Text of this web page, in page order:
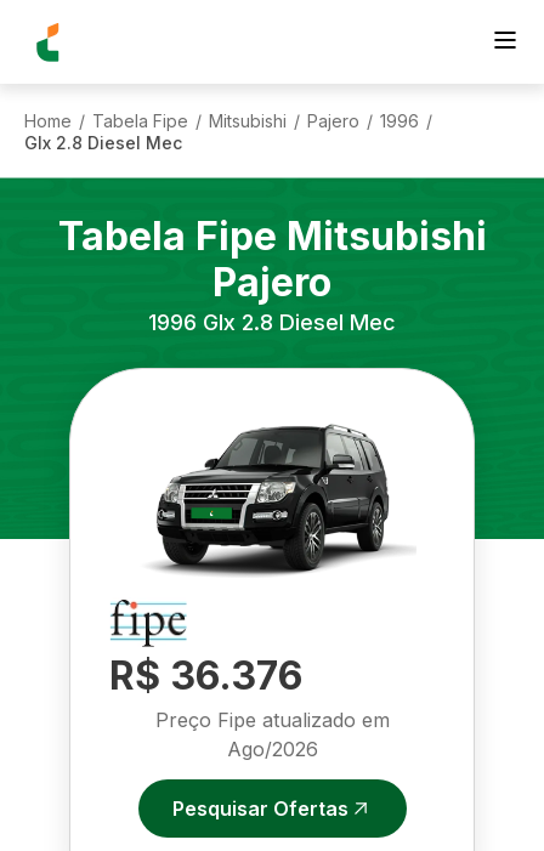
Home / Tabela Fipe / Mitsubishi / Pajero / 1996 /
Glx 2.8 Diesel Mec
Tabela Fipe Mitsubishi
Pajero
1996 Glx 2.8 Diesel Mec
R$ 36.376
Preço Fipe atualizado em
Ago/2026
Pesquisar Ofertas